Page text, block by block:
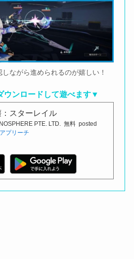
ながら進められるのが嬉しい！
ウンロードして遊べます▼
：スターレイル
PTE. LTD. 無料 posted
アプリーチ